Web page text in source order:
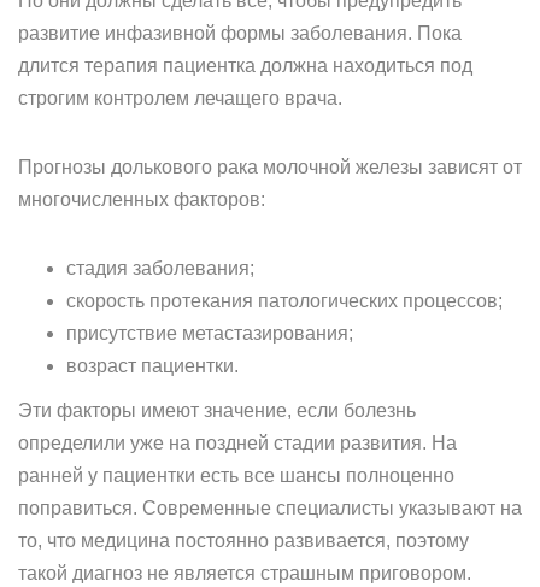
развитие инфазивной формы заболевания. Пока
длится терапия пациентка должна находиться под
строгим контролем лечащего врача.
Прогнозы долькового рака молочной железы зависят от
многочисленных факторов:
стадия заболевания;
скорость протекания патологических процессов;
присутствие метастазирования;
возраст пациентки.
Эти факторы имеют значение, если болезнь
определили уже на поздней стадии развития. На
ранней у пациентки есть все шансы полноценно
поправиться. Современные специалисты указывают на
то, что медицина постоянно развивается, поэтому
такой диагноз не является страшным приговором.